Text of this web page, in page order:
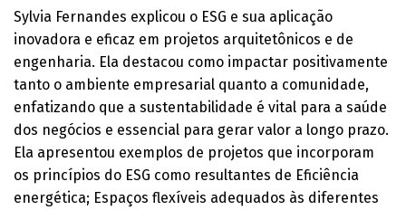
Sylvia Fernandes explicou o ESG e sua aplicação
inovadora e eficaz em projetos arquitetônicos e de
engenharia. Ela destacou como impactar positivamente
tanto o ambiente empresarial quanto a comunidade,
enfatizando que a sustentabilidade é vital para a saúde
dos negócios e essencial para gerar valor a longo prazo.
Ela apresentou exemplos de projetos que incorporam
os princípios do ESG como resultantes de Eficiência
energética; Espaços flexíveis adequados às diferentes